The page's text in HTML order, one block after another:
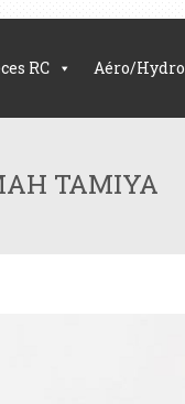
RC Aéro/Hydro
TAMIYA